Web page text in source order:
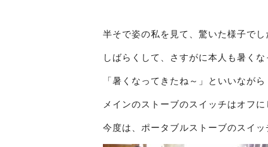
半そで姿の私を見て、驚いた様子でし
しばらくして、さすがに本人も暑く
「暑くなってきたね～」といいながら
メインのストーブのスイッチはオフ
今度は、ポータブルストーブのスイ